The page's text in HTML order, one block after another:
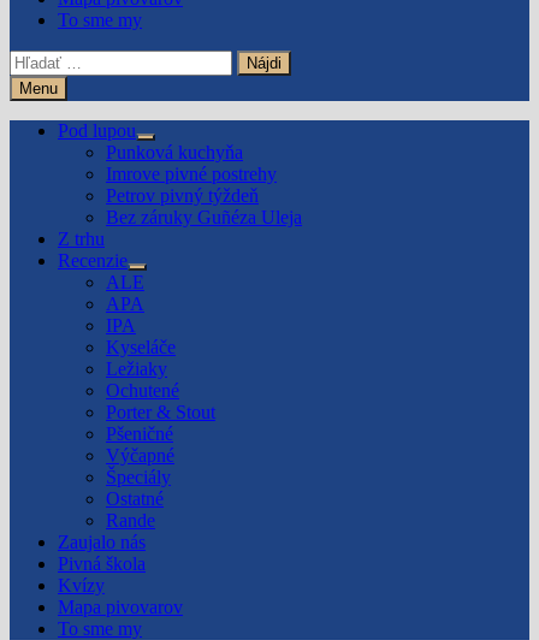
To sme my
Hľadať:
Menu
Pod lupou
Show
sub
menu
Punková kuchyňa
Imrove pivné postrehy
Petrov pivný týždeň
Bez záruky Guñéza Uleja
Z trhu
Recenzie
Show
sub
menu
ALE
APA
IPA
Kyseláče
Ležiaky
Ochutené
Porter & Stout
Pšeničné
Výčapné
Špeciály
Ostatné
Rande
Zaujalo nás
Pivná škola
Kvízy
Mapa pivovarov
To sme my